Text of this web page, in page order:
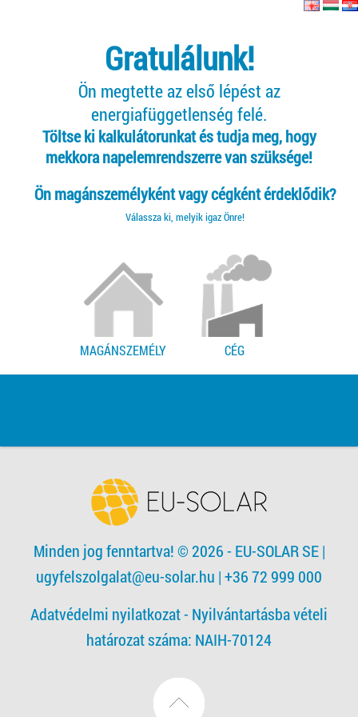
Gratulálunk!
Ön megtette az első lépést az
energiafüggetlenség felé.
Töltse ki kalkulátorunkat és tudja meg, hogy
mekkora napelemrendszerre van szüksége!
Ön magánszemélyként vagy cégként érdeklődik?
Válassza ki, melyik igaz Önre!
MAGÁNSZEMÉLY CÉG
Minden jog fenntartva! © 2026 - EU-SOLAR SE|
ugyfelszolgalat@eu-solar.hu | +36 72 999 000
Adatvédelmi nyilatkozat - Nyilvántartásba vételi
határozat száma: NAIH-70124